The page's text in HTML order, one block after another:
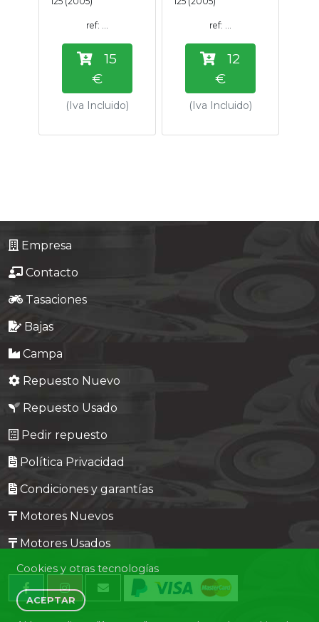
Tasaciones
Formulario
Empresa
Contacto
ref: ...
15
€
(Iva Incluido)
ref: ...
12
€
(Iva Incluido)
Empresa
Contacto
Tasaciones
Bajas
Campa
Repuesto Nuevo
Repuesto Usado
Pedir repuesto
Política Privacidad
Condiciones y garantías
Motores Nuevos
Motores Usados
Cookies y otras tecnologías
ACEPTAR